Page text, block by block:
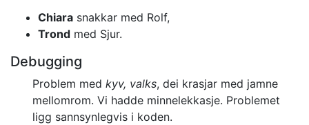
Chiara snakkar med Rolf,
Trond med Sjur.
Debugging
Problem med kyv, valks, dei krasjar med jamne
mellomrom. Vi hadde minnelekkasje. Problemet
ligg sannsynlegvis i koden.